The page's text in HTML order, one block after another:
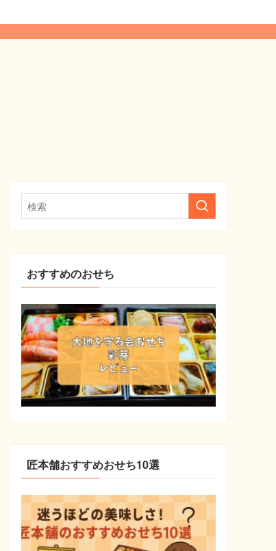
おすすめのおせち
匠本舗おすすめおせち10選